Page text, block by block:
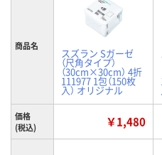
商品名
スズラン Sガーゼ
（尺角タイプ）
（30cm×30cm） 4折
111977 1包（150枚
入） オリジナル
価格
(税込)
￥1,480